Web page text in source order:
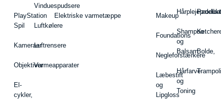
PlayStation
Spil
Kameraer
Objektiver
El-
cykler,
Vinduespudsere
Luftkølere
Luftrensere
Varmeapparater
Elektriske varmetæppe Makeup
Foundations
Negleforstærkere
Læbestift
og
Lipgloss
Shampoo
og
Balsam
Hårfarve
og
Toning
Bolde,